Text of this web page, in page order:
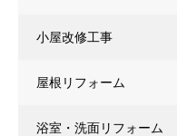
小屋改修工事
屋根リフォーム
浴室・洗面リフォーム